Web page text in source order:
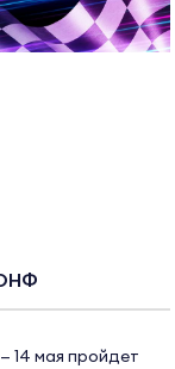
14 мая пройдет